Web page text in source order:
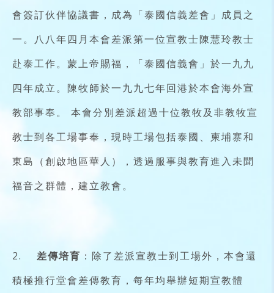
會簽訂伙伴協議書，成為「泰國信義差會」成員之
一。八八年四月本會差派第一位宣教士陳慧玲教士
赴泰工作。蒙上帝賜福，「泰國信義會」於一九九
四年成立。陳牧師於一九九七年回港於本會海外宣
教部事奉。 本會分別差派超過十位教牧及非教牧宣
教士到各工場事奉，現時工場包括泰國、柬埔寨和
東島（創啟地區華人），透過服事與教育進入未聞
福音之群體，建立教會。
2. 差傳培育 ：除了差派宣教士到工場外，本會還
積極推行堂會差傳教育，每年均舉辦短期宣教體